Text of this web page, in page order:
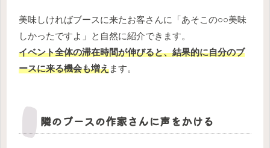
美味しければブースに来たお客さんに「あそこの○○美味
しかったですよ」と自然に紹介できます。
イベント全体の滞在時間が伸びると、結果的に自分のブ
ースに来る機会も増えます。
隣のブースの作家さんに声をかける